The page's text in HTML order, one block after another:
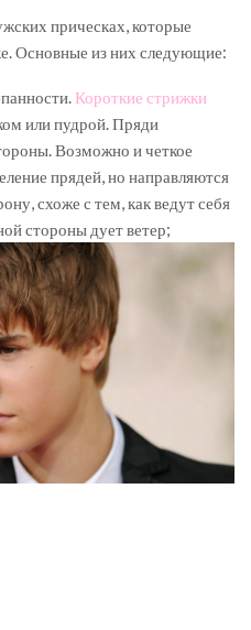
прическах, которые
Основные из них следующие:
Короткие стрижки
или пудрой. Пряди
Возможно и четкое
прядей, но направляются
схоже с тем, как ведут себя
стороны дует ветер;